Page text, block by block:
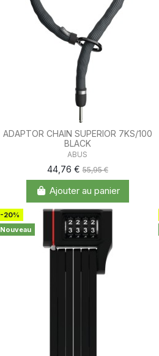
ADAPTOR CHAIN SUPERIOR 7KS/100
BLACK
ABUS
44,76 €55,95 €
Ajouter au panier
-20%
Nouveau